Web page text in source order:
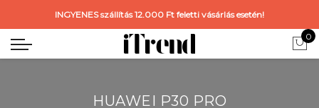
INGYENES szállítás 12.000 Ft feletti vásárlás esetén!
0
HUAWEI P30 PRO